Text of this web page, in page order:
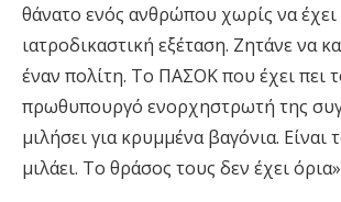
θάνατο ενός ανθρώπου χωρίς να έχει
ιατροδικαστική εξέταση. Ζητάνε να
έναν πολίτη. Το ΠΑΣΟΚ που έχει πει
πρωθυπουργό ενορχηστρωτή της
μιλήσει για κρυμμένα βαγόνια. Είναι
μιλάει. Το θράσος τους δεν έχει